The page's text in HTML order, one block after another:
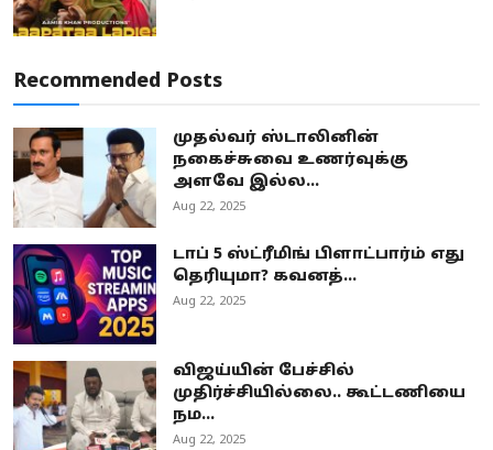
Recommended Posts
முதல்வர் ஸ்டாலினின்
நகைச்சுவை உணர்வுக்கு
அளவே இல்ல...
Aug 22, 2025
டாப் 5 ஸ்ட்ரீமிங் பிளாட்பார்ம் எது
தெரியுமா? கவனத்...
Aug 22, 2025
விஜய்யின் பேச்சில்
முதிர்ச்சியில்லை.. கூட்டணியை
நம...
Aug 22, 2025